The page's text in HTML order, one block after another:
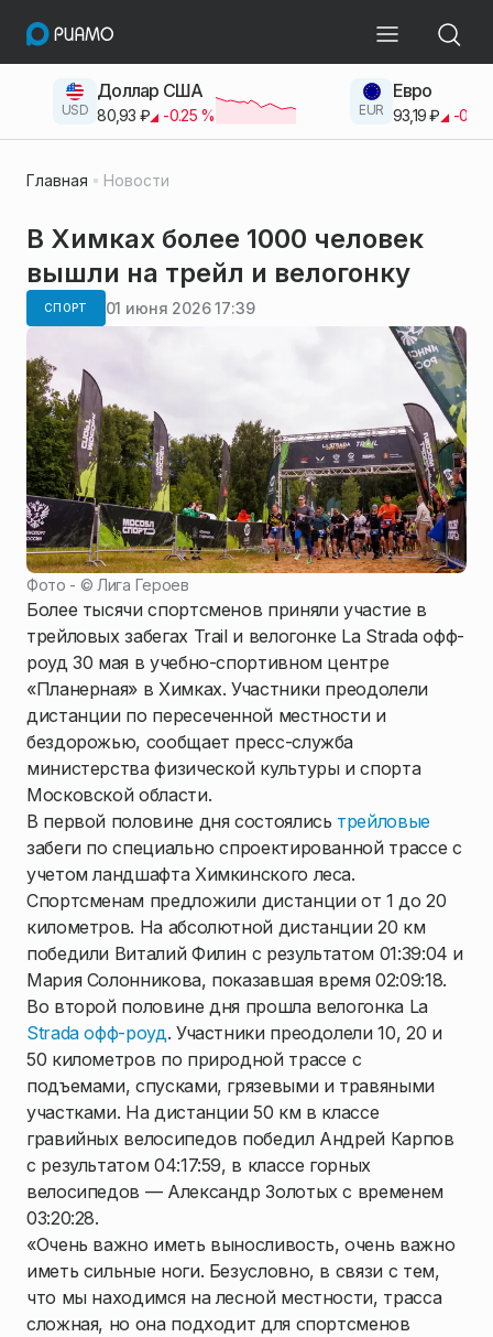
USD
Доллар США
80,93 ₽ -0.25% EUR
Евро
93,19 ₽ -0.42
Главная Новости
В Химках более 1000 человек
вышли на трейл и велогонку
СПОРТ 01 июня 2026 17:39
Фото - © Лига Героев
Более тысячи спортсменов приняли участие в
трейловых забегах Trail и велогонке La Strada офф-
роуд 30 мая в учебно-спортивном центре
«Планерная» в Химках. Участники преодолели
дистанции по пересеченной местности и
бездорожью, сообщает пресс-служба
министерства физической культуры и спорта
Московской области.
В первой половине дня состоялись трейловые
забеги по специально спроектированной трассе с
учетом ландшафта Химкинского леса.
Спортсменам предложили дистанции от 1 до 20
километров. На абсолютной дистанции 20 км
победили Виталий Филин с результатом 01:39:04 и
Мария Солонникова, показавшая время 02:09:18.
Во второй половине дня прошла велогонка La
Strada офф-роуд. Участники преодолели 10, 20 и
50 километров по природной трассе с
подъемами, спусками, грязевыми и травяными
участками. На дистанции 50 км в классе
гравийных велосипедов победил Андрей Карпов
с результатом 04:17:59, в классе горных
велосипедов — Александр Золотых с временем
03:20:28.
«Очень важно иметь выносливость, очень важно
иметь сильные ноги. Безусловно, в связи с тем,
что мы находимся на лесной местности, трасса
сложная, но она подходит для спортсменов